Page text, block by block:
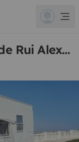
Camping-car capucine de Rui Alexandre